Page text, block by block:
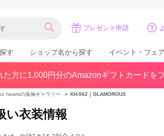
プレゼント申請
千葉県(183)
群馬県(57) 栃木県(54)
す ショップ名から探す イベント・フェ
方に1,000円分のAmazonギフトカードを
heartsの振袖ギャラリー ＞ KH-562｜GLAMOROUS
い衣装情報